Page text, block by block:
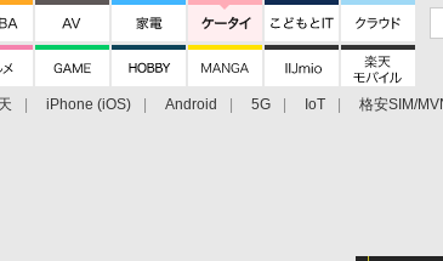
iPhone (iOS) Android 5G IoT
格安SIM/